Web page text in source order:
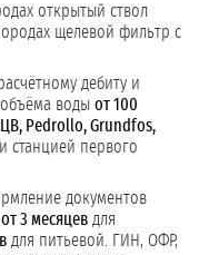
открытый ствол
щелевой фильтр с
дебиту и
воды от 100
Pedrollo, Grundfos,
станцией первого
документов
от 3 месяцев для
для питьевой. ГИН, ОФР,